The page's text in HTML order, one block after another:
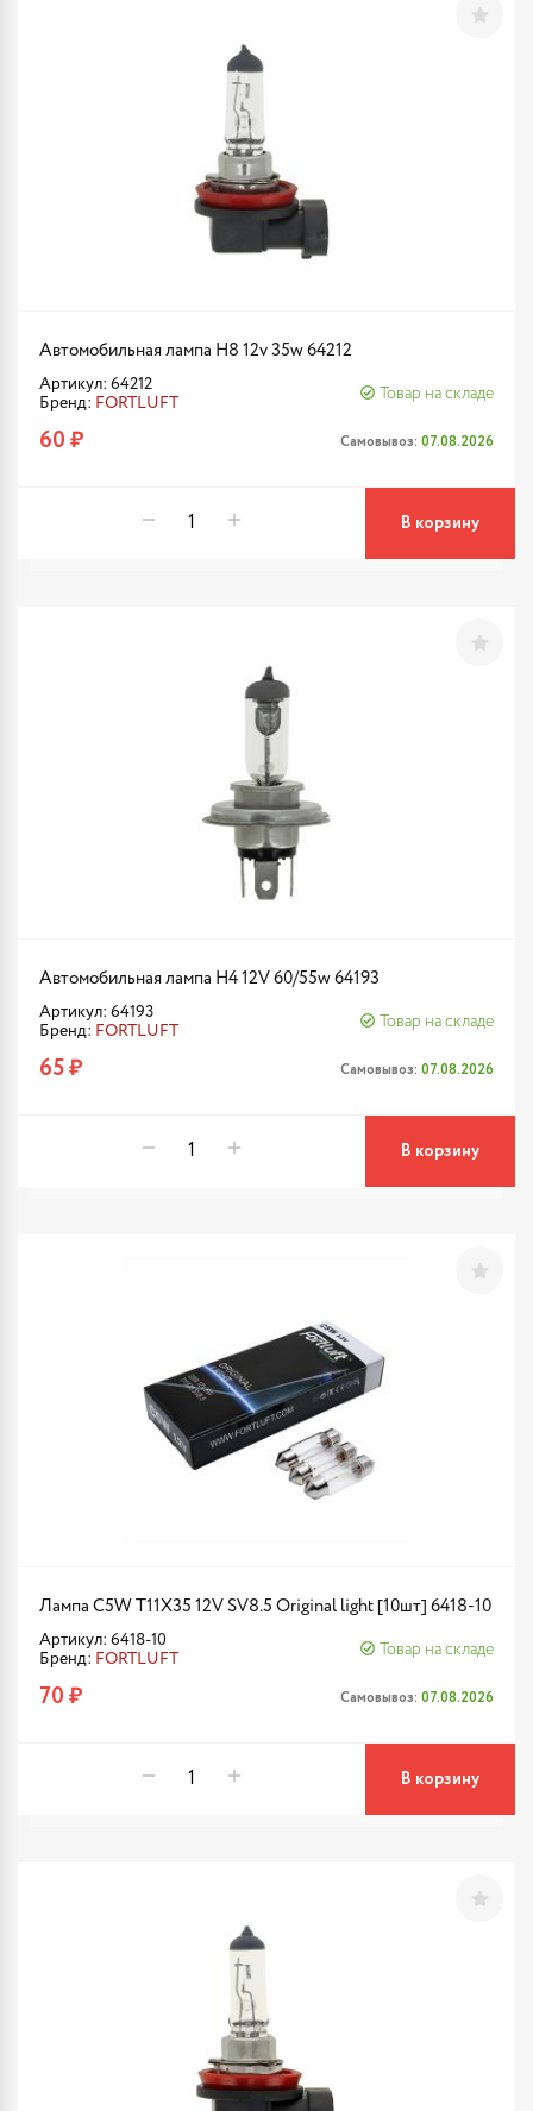
Автомобильная лампа H8 12v 35w 64212
Артикул: 64212
Бренд: FORTLUFT
Товар на складе
60 ₽ Самовывоз: 07.08.2026
В корзину
Автомобильная лампа H4 12V 60/55w 64193
Артикул: 64193
Бренд: FORTLUFT
Товар на складе
65 ₽ Самовывоз: 07.08.2026
В корзину
Лампа C5W T11X35 12V SV8.5 Original light [10шт] 6418-10
Артикул: 6418-10
Бренд: FORTLUFT
Товар на складе
70 ₽ Самовывоз: 07.08.2026
В корзину